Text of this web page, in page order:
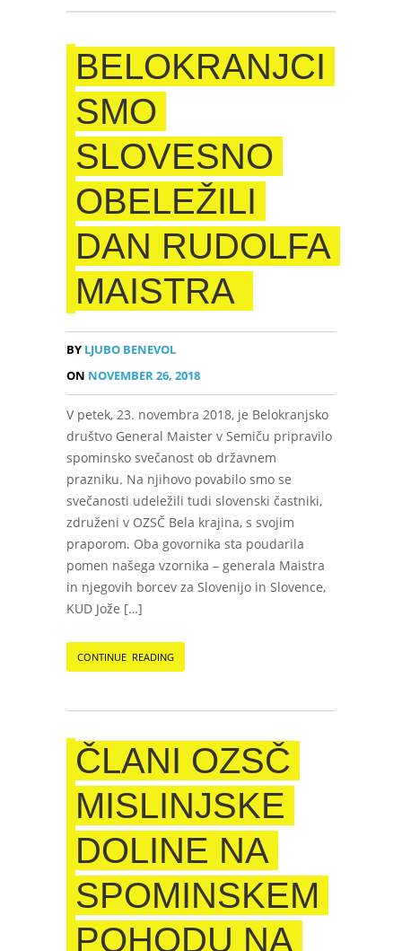
BELOKRANJCI
SMO
SLOVESNO
OBELEŽILI
DAN RUDOLFA
MAISTRA
BY LJUBO BENEVOL
ON NOVEMBER 26, 2018
V petek, 23. novembra 2018, je Belokranjsko
društvo General Maister v Semiču pripravilo
spominsko svečanost ob državnem
prazniku. Na njihovo povabilo smo se
svečanosti udeležili tudi slovenski častniki,
združeni v OZSČ Bela krajina, s svojim
praporom. Oba govornika sta poudarila
pomen našega vzornika – generala Maistra
in njegovih borcev za Slovenijo in Slovence,
KUD Jože […]
CONTINUE READING
ČLANI OZSČ
MISLINJSKE
DOLINE NA
SPOMINSKEM
POHODU NA